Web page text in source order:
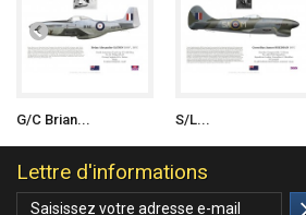
G/C Brian... S/L...
Lettre d'informations